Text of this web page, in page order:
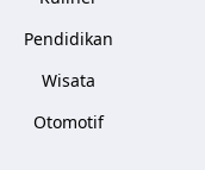
Pendidikan
Wisata
Otomotif